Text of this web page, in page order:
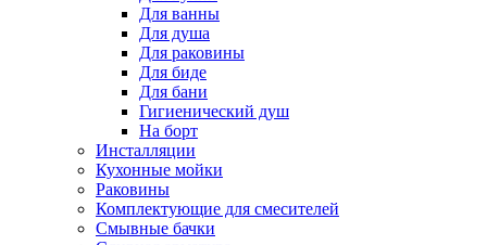
Для ванны
Для душа
Для раковины
Для биде
Для бани
Гигиенический душ
На борт
Инсталляции
Кухонные мойки
Раковины
Комплектующие для смесителей
Смывные бачки